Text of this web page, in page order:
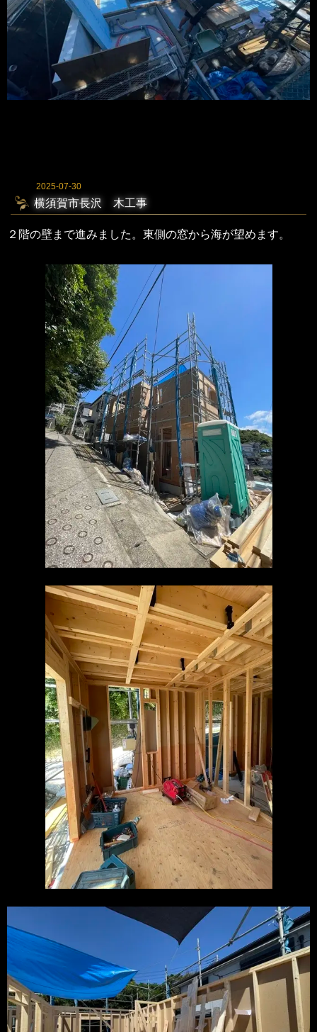
2025-07-30
横須賀市長沢 木工事
２階の壁まで進みました。東側の窓から海が望めます。